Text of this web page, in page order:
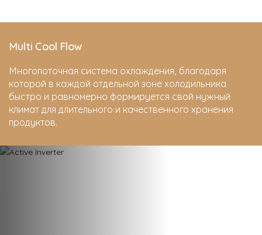
Multi Cool Flow
Многопоточная система охлаждения, благодаря
которой в каждой отдельной зоне холодильника
быстро и равномерно формируется свой нужный
климат для длительного и качественного хранения
продуктов.